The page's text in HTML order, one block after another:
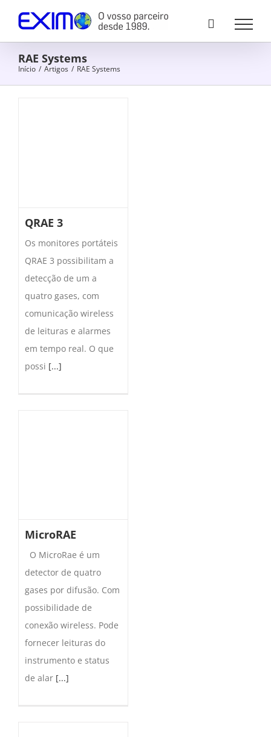
content
RAE Systems
Início / Artigos / RAE Systems
QRAE 3
Os monitores portáteis
QRAE 3 possibilitam a
detecção de um a
quatro gases, com
comunicação wireless
de leituras e alarmes
em tempo real. O que
possi [...]
MicroRAE
O MicroRae é um
detector de quatro
gases por difusão. Com
possibilidade de
conexão wireless. Pode
fornecer leituras do
instrumento e status
de alar [...]